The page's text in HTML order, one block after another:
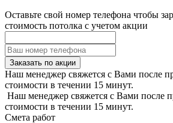
Оставьте свой номер телефона чтобы
стоимость потолка с учетом акции
Заказать по акции
Наш менеджер свяжется с Вами после
стоимости в течении 15 минут.
Наш менеджер свяжется с Вами после
стоимости в течении 15 минут.
Смета работ